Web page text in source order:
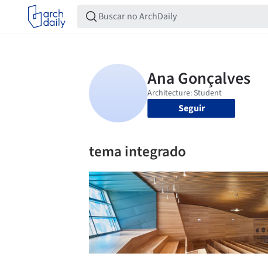
Seguir
tema integrado